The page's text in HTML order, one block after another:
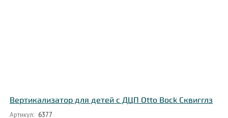
Вертикализатор для детей с ДЦП Otto Bock Сквигглз
Артикул: 6377